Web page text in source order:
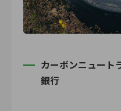
カーボンニュー
銀行